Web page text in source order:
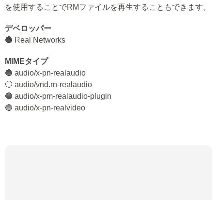
を使用することでRMファイルを再生することもできます。
デベロッパー
🔵 Real Networks
MIMEタイプ
🔵 audio/x-pn-realaudio
🔵 audio/vnd.rn-realaudio
🔵 audio/x-pm-realaudio-plugin
🔵 audio/x-pn-realvideo